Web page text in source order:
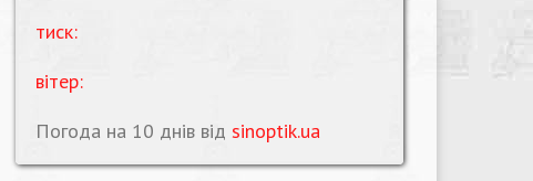
тиск:
вітер:
Погода на 10 днів від sinoptik.ua